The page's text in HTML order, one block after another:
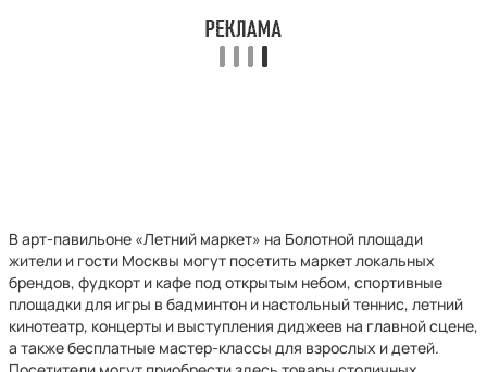
В арт-павильоне «Летний маркет» на Болотной площади
жители и гости Москвы могут посетить маркет локальных
брендов, фудкорт и кафе под открытым небом, спортивные
площадки для игры в бадминтон и настольный теннис, летний
кинотеатр, концерты и выступления диджеев на главной сцене,
а также бесплатные мастер-классы для взрослых и детей.